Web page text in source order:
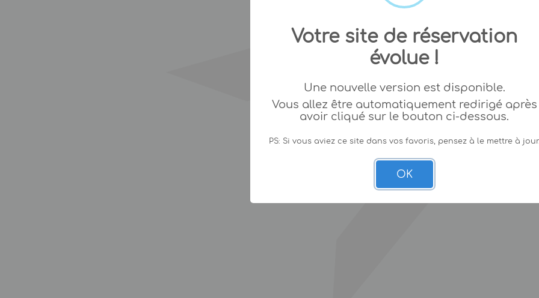
Votre site de réservation
évolue !
Une nouvelle version est disponible.
Vous allez être automatiquement redirigé après
avoir cliqué sur le bouton ci-dessous.
PS: Si vous aviez ce site dans vos favoris, pensez à le mettre à
OK